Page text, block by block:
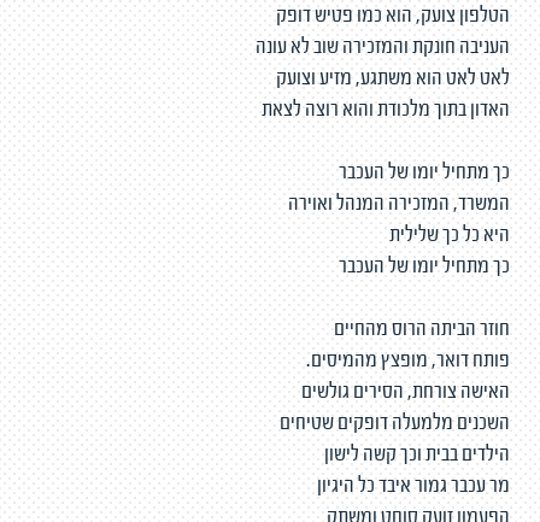
הטלפון צועק, הוא כמו פטיש דופק
העניבה חונקת והמזכירה שוב לא עונה
לאט לאט הוא משתגע, מזיע וצועק
האדון בתוך מלכודת והוא רוצה לצאת
כך מתחיל יומו של העכבר
המשרד, המזכירה המנהל ואוירה
היא כל כך שלילית
כך מתחיל יומו של העכבר
חוזר הביתה הרוס מהחיים
פותח דואר, מופצץ מהמיסים.
האישה צורחת, הסירים גולשים
השכנים מלמעלה דופקים שטיחים
הילדים בבית וכך קשה לישון
מר עכבר גמור איבד כל היגיון